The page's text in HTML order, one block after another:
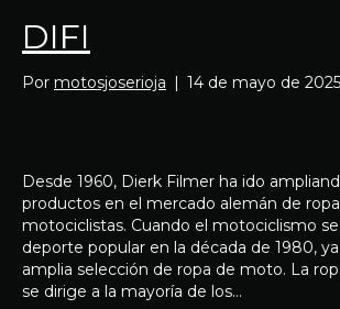
DIFI
Por motosjoserioja | 14 de mayo de 2025
Desde 1960, Dierk Filmer ha ido
productos en el mercado alemán de ropa
motociclistas. Cuando el motociclismo
deporte popular en la década de 1980,
amplia selección de ropa de moto. La
se dirige a la mayoría de los…